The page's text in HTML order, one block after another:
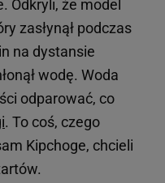
Odkryli, że model
zasłynął podczas
na dystansie
wodę. Woda
odparować, co
. To coś, czego
Kipchoge, chcieli